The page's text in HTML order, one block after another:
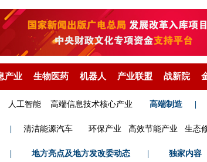
产业 生物医药 机器人 产业联盟 战新院
人工智能 高端信息技术核心产业 高端制造
清洁能源汽车 环保产业 高效节能产业 生态
地方亮点及地方发改委动态 独家内容